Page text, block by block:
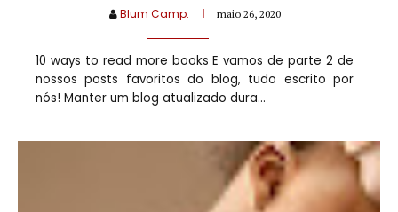
Blum Camp. maio 26, 2020
10 ways to read more books E vamos de parte 2 de
nossos posts favoritos do blog, tudo escrito por
nós! Manter um blog atualizado dura...